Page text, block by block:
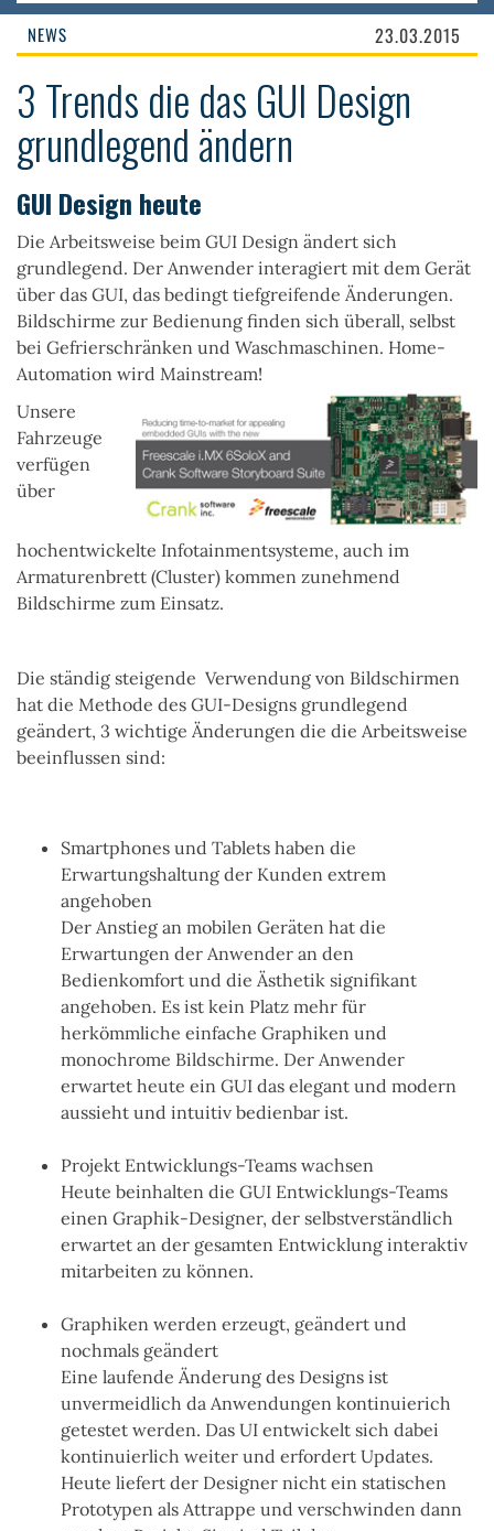
NEWS 23.03.2015
3 Trends die das GUI Design
grundlegend ändern
GUI Design heute
Die Arbeitsweise beim GUI Design ändert sich
grundlegend. Der Anwender interagiert mit dem Gerät
über das GUI, das bedingt tiefgreifende Änderungen.
Bildschirme zur Bedienung finden sich überall, selbst
bei Gefrierschränken und Waschmaschinen. Home-
Automation wird Mainstream!
Unsere
Fahrzeuge
verfügen
über
hochentwickelte Infotainmentsysteme, auch im
Armaturenbrett (Cluster) kommen zunehmend
Bildschirme zum Einsatz.
Die ständig steigende Verwendung von Bildschirmen
hat die Methode des GUI-Designs grundlegend
geändert, 3 wichtige Änderungen die die Arbeitsweise
beeinflussen sind:
Smartphones und Tablets haben die
Erwartungshaltung der Kunden extrem
angehoben
Der Anstieg an mobilen Geräten hat die
Erwartungen der Anwender an den
Bedienkomfort und die Ästhetik signifikant
angehoben. Es ist kein Platz mehr für
herkömmliche einfache Graphiken und
monochrome Bildschirme. Der Anwender
erwartet heute ein GUI das elegant und modern
aussieht und intuitiv bedienbar ist.
Projekt Entwicklungs-Teams wachsen
Heute beinhalten die GUI Entwicklungs-Teams
einen Graphik-Designer, der selbstverständlich
erwartet an der gesamten Entwicklung interaktiv
mitarbeiten zu können.
Graphiken werden erzeugt, geändert und
nochmals geändert
Eine laufende Änderung des Designs ist
unvermeidlich da Anwendungen kontinuierich
getestet werden. Das UI entwickelt sich dabei
kontinuierlich weiter und erfordert Updates.
Heute liefert der Designer nicht ein statischen
Prototypen als Attrappe und verschwinden dann